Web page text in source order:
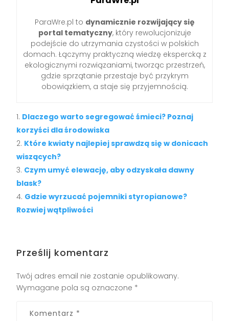
ParaWre.pl to dynamicznie rozwijający się
portal tematyczny, który rewolucjonizuje
podejście do utrzymania czystości w polskich
domach. Łączymy praktyczną wiedzę ekspercką z
ekologicznymi rozwiązaniami, tworząc przestrzeń,
gdzie sprzątanie przestaje być przykrym
obowiązkiem, a staje się przyjemnością.
Dlaczego warto segregować śmieci? Poznaj
korzyści dla środowiska
Które kwiaty najlepiej sprawdzą się w donicach
wiszących?
Czym umyć elewację, aby odzyskała dawny
blask?
Gdzie wyrzucać pojemniki styropianowe?
Rozwiej wątpliwości
Prześlij komentarz
Twój adres email nie zostanie opublikowany.
Wymagane pola są oznaczone *